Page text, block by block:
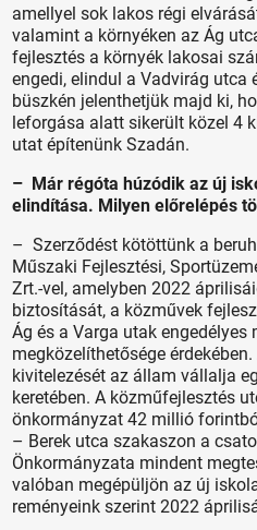
amellyel sok lakos régi
valamint a környéken az Ág
fejlesztés a környék lakosai
engedi, elindul a Vadvirág utca
büszkén jelenthetjük majd ki,
leforgása alatt sikerült közel 4
utat építenünk Szadán.
– Már régóta húzódik az új
elindítása. Milyen előrelépés
– Szerződést kötöttünk a
Műszaki Fejlesztési,
Zrt.-vel, amelyben 2022
biztosítását, a közművek
Ág és a Varga utak engedélyes
megközelíthetősége
kivitelezését az állam vállalja
keretében. A közműfejlesztés
önkormányzat 42 millió
– Berek utca szakaszon a
Önkormányzata mindent
valóban megépüljön az új
reményeink szerint 2022